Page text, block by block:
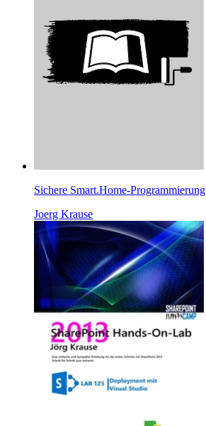
Sichere Smart.Home-Programmierung
Joerg Krause